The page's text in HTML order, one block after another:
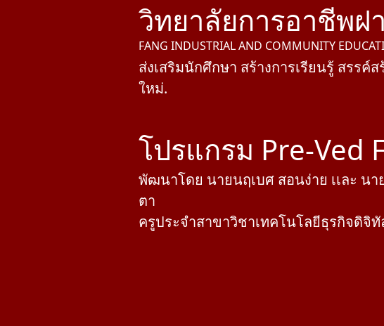
วิทยาลัยการอาชีพฝ
FANG INDUSTRIAL AND COMMUNITY
ส่งเสริมนักศึกษา สร้างการเรียนรู้ สรรค์
ใหม่.
โปรแกรม Pre-Ved
พัฒนาโดย นายนฤเบศ สอนง่าย เเละ นา
ตา
ครูประจำสาขาวิชาเทคโนโลยีธุรกิจดิจิทั